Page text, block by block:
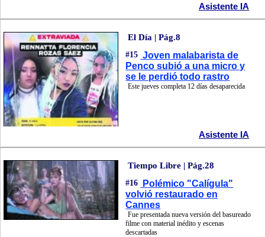
Asistente IA
El Día | Pág.8
#15 Joven malabarista de
Penco subió a una micro y
se le perdió todo rastro
Este jueves completa 12 días desaparecida
Asistente IA
Tiempo Libre | Pág.28
#16
Polémico "Calígula"
volvió restaurado en
Cannes
Fue presentada nueva versión del basureado
filme con material inédito y escenas
descartadas